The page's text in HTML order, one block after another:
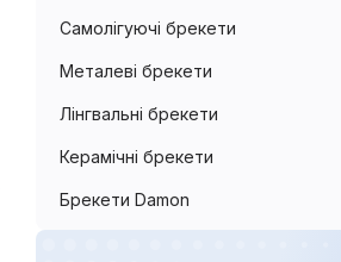
Самолігуючі брекети
Металеві брекети
Лінгвальні брекети
Керамічні брекети
Брекети Damon